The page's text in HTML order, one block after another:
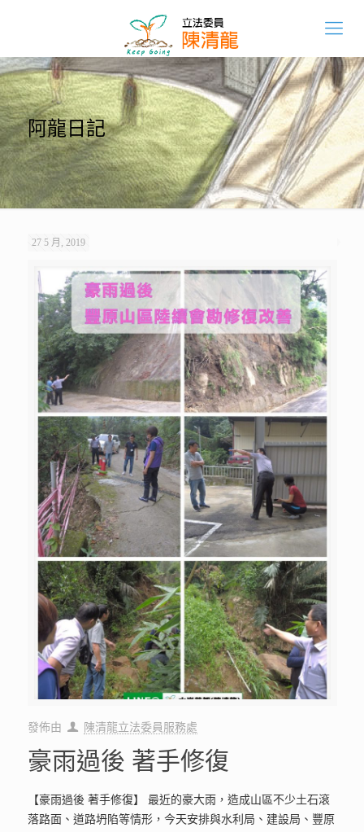
阿龍日記
27 5 月, 2019
發佈由 陳清龍立法委員服務處
豪雨過後 著手修復
【豪雨過後 著手修復】 最近的豪大雨，造成山區不少土石滾
落路面、道路坍陷等情形，今天安排與水利局、建設局、豐原